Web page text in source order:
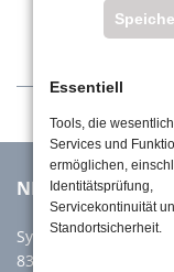
NIEROLEN GmbH
Sylvensteinstr. 60a
83661 Lenggries
Essentiell
Tools, die
Services und
ermöglichen,
Identitätsprüfung,
Servicekontinuität
Standortsicherheit.